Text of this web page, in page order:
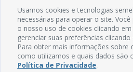
Rua do Imperador, 78, Centro
CEP: 58.280-000 -
Fone: (83) 3292-2246
Email:
Expediente: Segunda à Sexta, das
Usamos cookies e tecnologias
necessárias para operar o site.
o nosso uso de cookies clicando
gerenciar suas preferências clicando
Para obter mais informações sobre
como utilizamos e quais dados são
Política de Privacidade.